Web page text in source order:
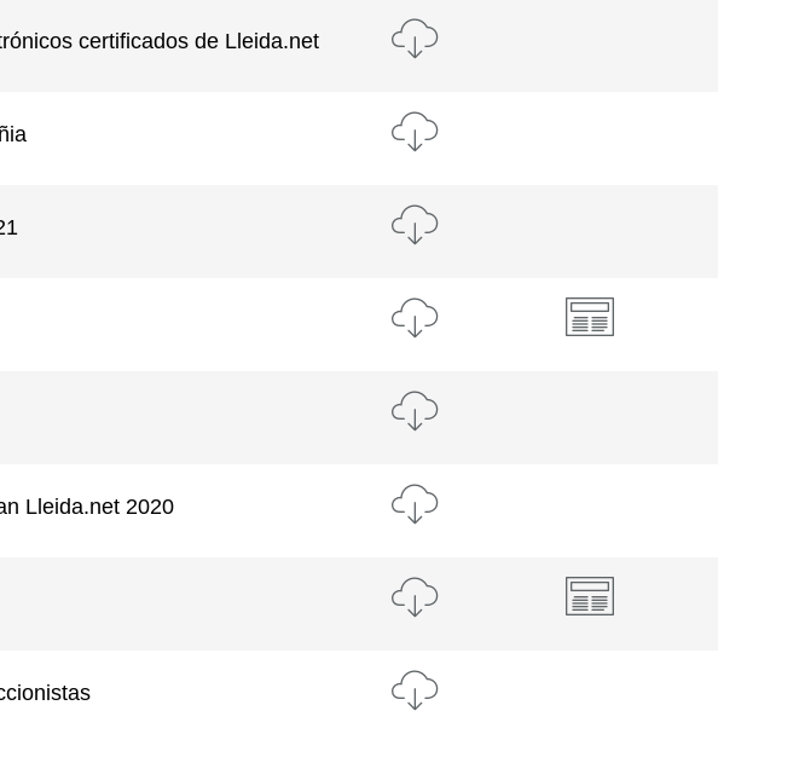
certificados de Lleida.net
Lleida.net 2020